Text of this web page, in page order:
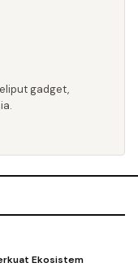
gadget,
Ekosistem